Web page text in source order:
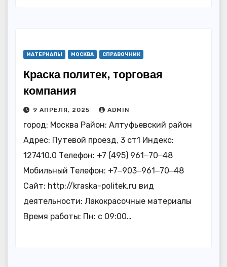
МАТЕРИАЛЫ МОСКВА СПРАВОЧНИК
Краска политек, торговая
компания
9 АПРЕЛЯ, 2025 ADMIN
город: Москва Район: Алтуфьевский район
Адрес: Путевой проезд, 3 ст1 Индекс:
127410.0 Телефон: +7 (495) 961‒70‒48
Мобильный Телефон: +7‒903‒961‒70‒48
Сайт: http://kraska-politek.ru вид
деятельности: Лакокрасочные материалы
Время работы: Пн: с 09:00…